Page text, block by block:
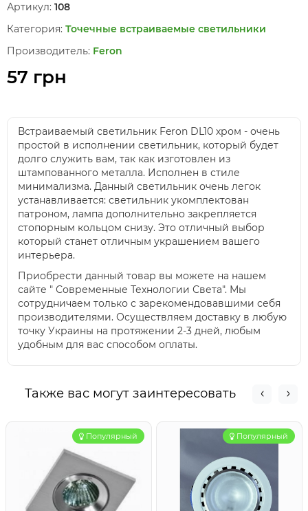
Артикул: 108
Категория: Точечные встраиваемые светильники
Производитель: Feron
57 грн
Встраиваемый светильник Feron DL10 хром - очень
простой в исполнении светильник, который будет
долго служить вам, так как изготовлен из
штампованного металла. Исполнен в стиле
минимализма. Данный светильник очень легок
устанавливается: светильник укомплектован
патроном, лампа дополнительно закрепляется
стопорным кольцом снизу. Это отличный выбор
который станет отличным украшением вашего
интерьера.
Приобрести данный товар вы можете на нашем
сайте " Современные Технологии Света". Мы
сотрудничаем только с зарекомендовавшими себя
производителями. Осуществляем доставку в любую
точку Украины на протяжении 2-3 дней, любым
удобным для вас способом оплаты.
Также вас могут заинтересовать
Популярный Популярный